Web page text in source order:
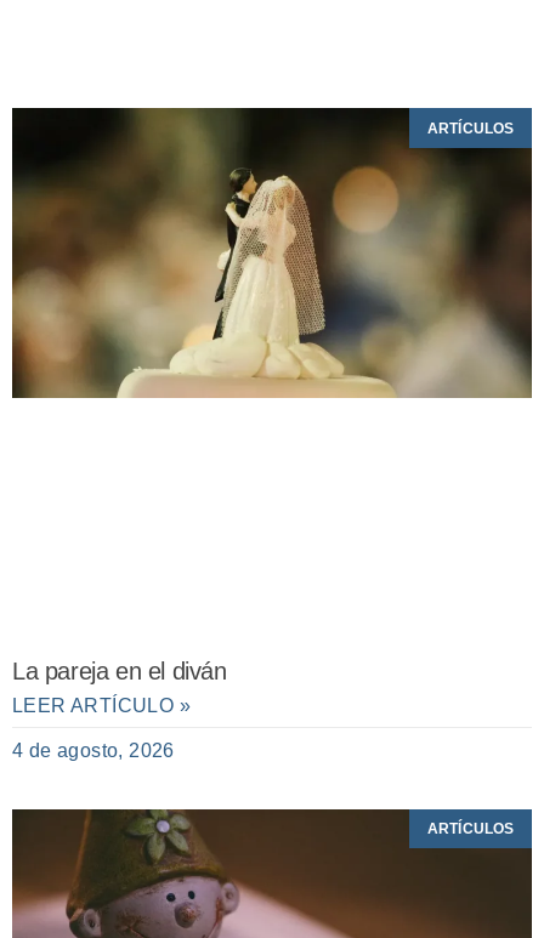
ARTÍCULOS
La pareja en el diván
LEER ARTÍCULO »
4 de agosto, 2026
ARTÍCULOS